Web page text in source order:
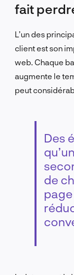
fait
L’un des
client est son
web. Chaque
augmente le
peut
Des
de